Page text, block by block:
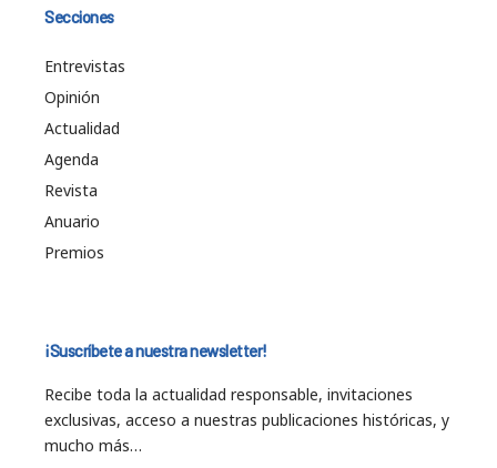
Secciones
Entrevistas
Opinión
Actualidad
Agenda
Revista
Anuario
Premios
¡Suscríbete a nuestra newsletter!
Recibe toda la actualidad responsable, invitaciones
exclusivas, acceso a nuestras publicaciones históricas, y
mucho más…